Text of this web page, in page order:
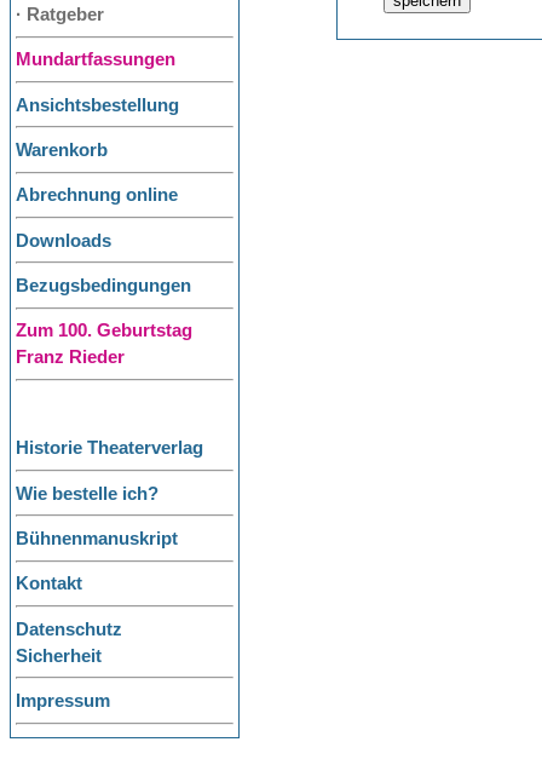
· Ratgeber
Mundartfassungen
Ansichtsbestellung
Warenkorb
Abrechnung online
Downloads
Bezugsbedingungen
Zum 100. Geburtstag
Franz Rieder
Historie Theaterverlag
Wie bestelle ich?
Bühnenmanuskript
Kontakt
Datenschutz
Sicherheit
Impressum